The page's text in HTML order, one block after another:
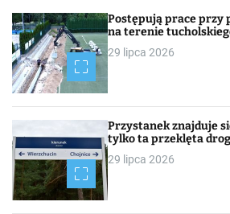
Postępują prace przy
na terenie
29 lipca 2026
Przystanek znajduje
tylko ta przeklęta
29 lipca 2026